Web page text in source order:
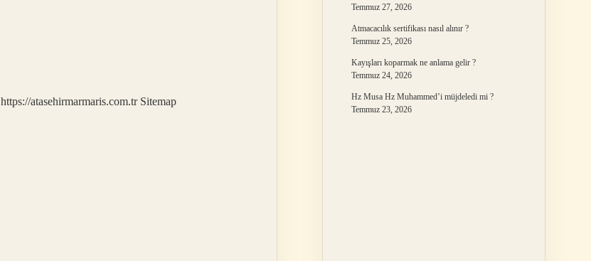
https://atasehirmarmaris.com.tr Sitemap
Temmuz 27, 2026
Atmacacılık sertifikası nasıl alınır ?
Temmuz 25, 2026
Kayışları koparmak ne anlama gelir ?
Temmuz 24, 2026
Hz Musa Hz Muhammed’i müjdeledi mi ?
Temmuz 23, 2026